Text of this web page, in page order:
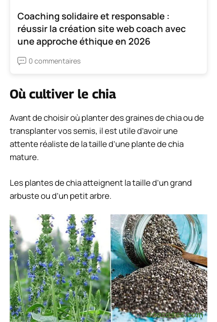
Coaching solidaire et responsable :
réussir la création site web coach avec
une approche éthique en 2026
0 commentaires
Où cultiver le chia
Avant de choisir où planter des graines de chia ou de
transplanter vos semis, il est utile d’avoir une
attente réaliste de la taille d’une plante de chia
mature.
Les plantes de chia atteignent la taille d’un grand
arbuste ou d’un petit arbre.